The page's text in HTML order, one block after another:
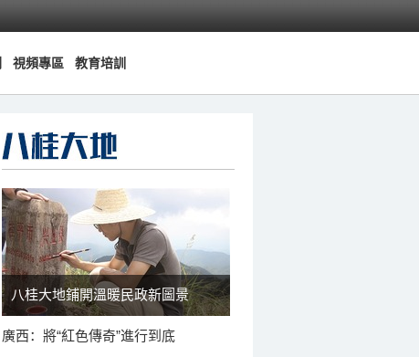
視頻專區 教育培訓
八桂大地鋪開溫暖民政新圖景
廣西：將“紅色傳奇”進行到底